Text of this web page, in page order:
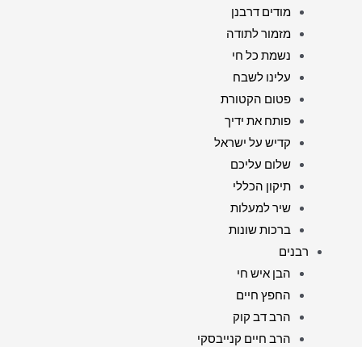
מודים דרבנן
מזמור לתודה
נשמת כל חי
עלינו לשבח
פטום הקטורת
פותח את ידיך
קדיש על ישראל
שלום עליכם
תיקון הכללי
שיר למעלות
ברכות שונות
רבנים
הבן איש חי
החפץ חיים
הרב דב קוק
הרב חיים קנייבסקי